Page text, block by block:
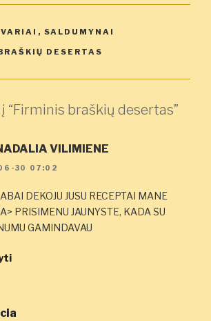
, SALDUMYNAI
DESERTAS
“Firminis braškių desertas”
VILIMIENE
30 07:02
DEKOJU JUSU RECEPTAI MANE
PRISIMENU JAUNYSTE, KADA SU
GAMINDAVAU